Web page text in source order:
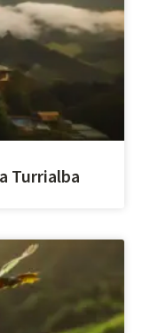
Turrialba